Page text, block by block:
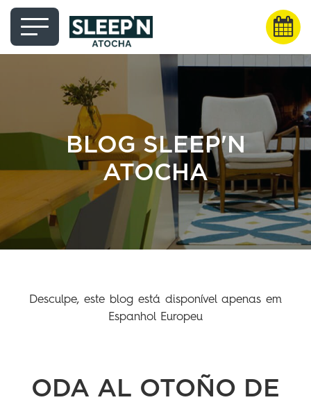
BLOG SLEEP'N
ATOCHA
Desculpe, este blog está disponível apenas em
Espanhol Europeu
ODA AL OTOÑO DE